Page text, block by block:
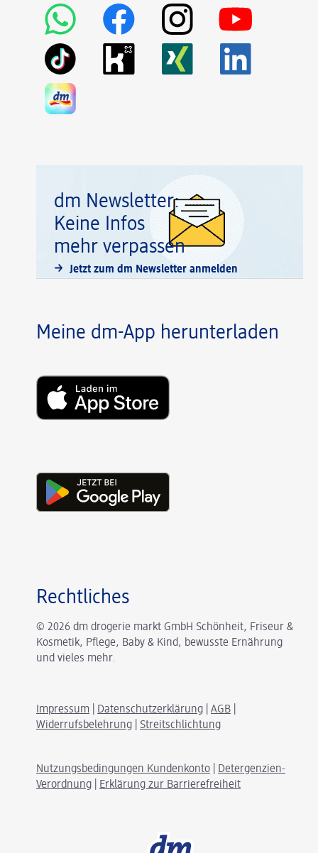
dm Newsletter:
Keine Infos
mehr verpassen
Jetzt zum dm Newsletter anmelden
Meine dm-App herunterladen
Rechtliches
© 2026 dm drogerie markt GmbH Schönheit, Friseur &
Kosmetik, Pflege, Baby & Kind, bewusste Ernährung
und vieles mehr.
Impressum Datenschutzerklärung AGB
Widerrufsbelehrung
Streitschlichtung
Nutzungsbedingungen Kundenkonto
Detergenzien-
Verordnung
Erklärung zur Barrierefreiheit